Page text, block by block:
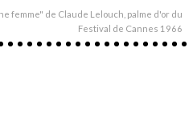
femme" de Claude Lelouch, palme d'or du
Festival de Cannes 1966